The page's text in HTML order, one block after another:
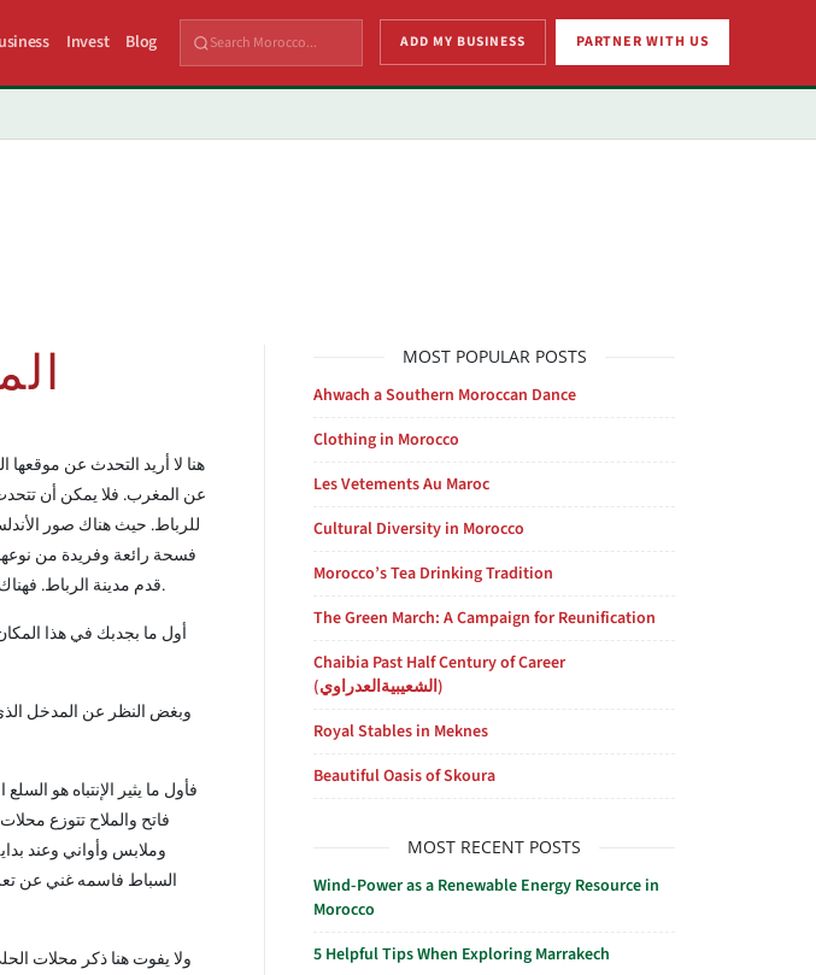
Invest Blog ADD MY BUSINESS PARTNER WITH US
هنا لا أريد التحدث عن
عن المغرب. فلا يمكن أن
للرباط. حيث هناك صور
فسحة رائعة وفريدة من
قدم مدينة الرباط. فهناك تجد سكان الرباط الأصليون الملقبون بـ ” الرباطيين” وهم يجدون فخرا كبيرا في انتمائهم لهذا المكان.
أول ما بجدبك في هذا
وبغض النظر عن المدخل
فأول ما يثير الإنتباه هو
فاتح والملاح تتوزع
وملابس وأواني وعند
السباط فاسمه غني عن
ولا يفوت هنا ذكر محلات
MOST POPULAR POSTS
Ahwach a Southern Moroccan Dance
Clothing in Morocco
Les Vetements Au Maroc
Cultural Diversity in Morocco
Morocco’s Tea Drinking Tradition
The Green March: A Campaign for Reunification
Chaibia Past Half Century of Career
(الشعيبيةالعدراوي)
Royal Stables in Meknes
Beautiful Oasis of Skoura
MOST RECENT POSTS
Wind-Power as a Renewable Energy Resource in
Morocco
5 Helpful Tips When Exploring Marrakech